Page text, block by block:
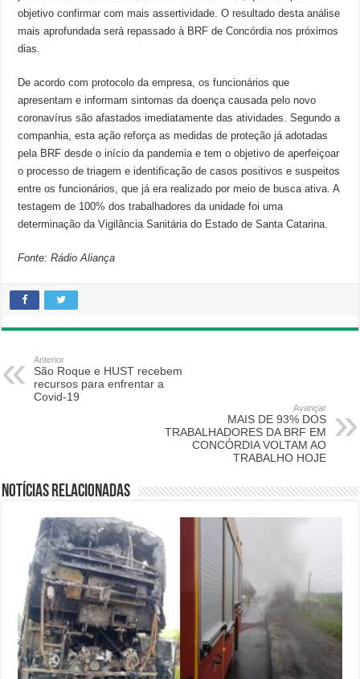
objetivo confirmar com mais assertividade. O resultado desta análise
mais aprofundada será repassado à BRF de Concórdia nos próximos
dias.
De acordo com protocolo da empresa, os funcionários que
apresentam e informam sintomas da doença causada pelo novo
coronavírus são afastados imediatamente das atividades. Segundo a
companhia, esta ação reforça as medidas de proteção já adotadas
pela BRF desde o início da pandemia e tem o objetivo de aperfeiçoar
o processo de triagem e identificação de casos positivos e suspeitos
entre os funcionários, que já era realizado por meio de busca ativa. A
testagem de 100% dos trabalhadores da unidade foi uma
determinação da Vigilância Sanitária do Estado de Santa Catarina.
Fonte: Rádio Aliança
Anterior
São Roque e HUST recebem
recursos para enfrentar a
Covid-19
Avançar
MAIS DE 93% DOS
TRABALHADORES DA BRF EM
CONCÓRDIA VOLTAM AO
TRABALHO HOJE
Notícias relacionadas